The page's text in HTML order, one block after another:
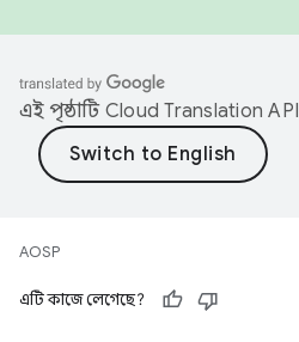
এই পৃষ্ঠাটি Cloud Translation API
AOSP
এটি কাজে লেগেছে?